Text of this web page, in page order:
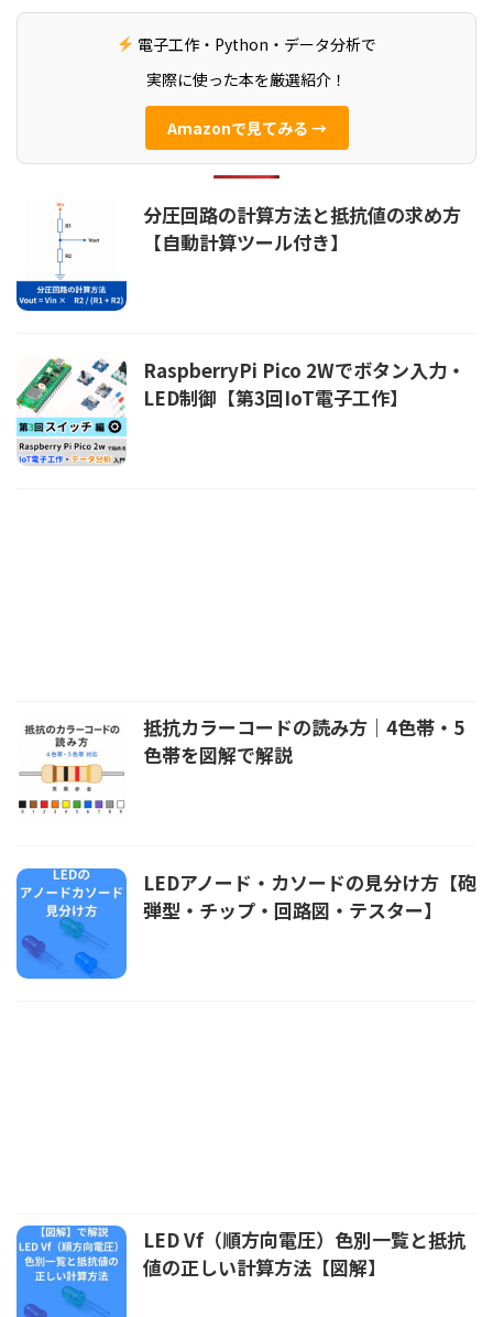
電子工作・Python・データ分析で
実際に使った本を厳選紹介！
Amazonで見てみる →
分圧回路の計算方法と抵抗値の求め方
【自動計算ツール付き】
RaspberryPi Pico 2Wでボタン入力・
LED制御【第3回IoT電子工作】
抵抗カラーコードの読み方｜4色帯・5
色帯を図解で解説
LEDアノード・カソードの見分け方【砲
弾型・チップ・回路図・テスター】
LED Vf（順方向電圧）色別一覧と抵抗
値の正しい計算方法【図解】